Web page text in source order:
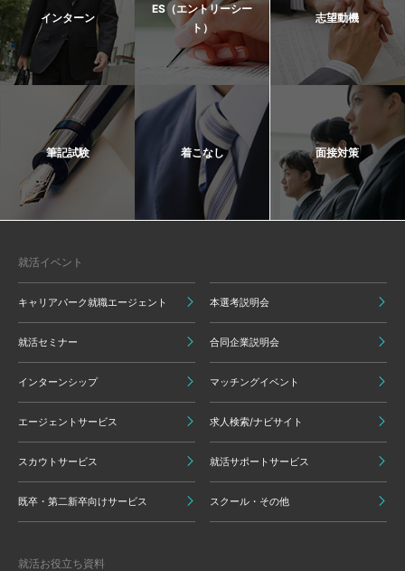
インターン
ES（エントリーシー
ト）
志望動機
筆記試験 着こなし 面接対策
就活イベント
キャリアパーク就職エージェント 本選考説明会
就活セミナー 合同企業説明会
インターンシップ マッチングイベント
エージェントサービス 求人検索/ナビサイト
スカウトサービス 就活サポートサービス
既卒・第二新卒向けサービス スクール・その他
就活お役立ち資料